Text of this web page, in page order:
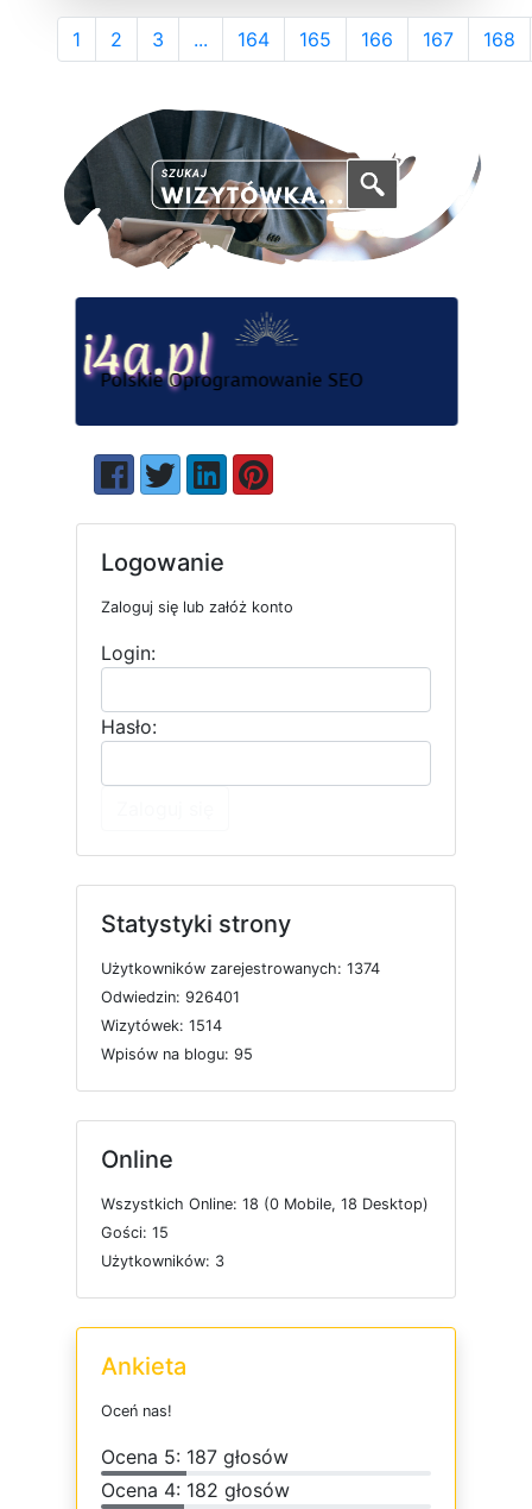
1 2 3 ... 164 165 166 167 168
Logowanie
Zaloguj się lub załóż konto
Login:
Hasło:
Statystyki strony
Użytkowników zarejestrowanych: 1374
Odwiedzin: 926401
Wizytówek: 1514
Wpisów na blogu: 95
Online
Wszystkich Online: 18 (0 Mobile, 18 Desktop)
Gości: 15
Użytkowników: 3
Ankieta
Oceń nas!
Ocena 5: 187 głosów
Ocena 4: 182 głosów